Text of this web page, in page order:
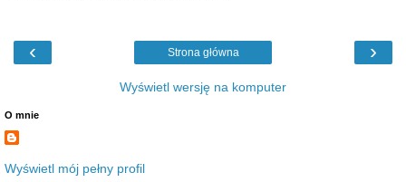
‹ ›
Strona główna
Wyświetl wersję na komputer
O mnie
Wyświetl mój pełny profil